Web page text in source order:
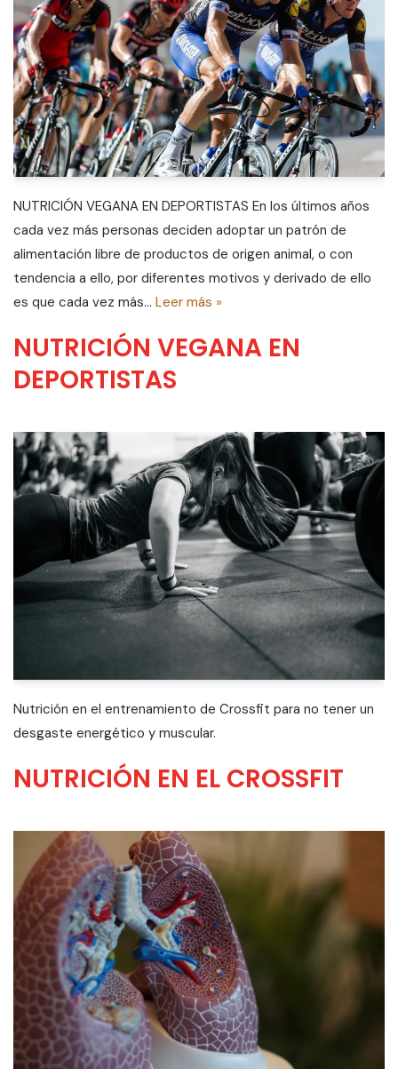
NUTRICIÓN VEGANA EN DEPORTISTAS En los últimos años
cada vez más personas deciden adoptar un patrón de
alimentación libre de productos de origen animal, o con
tendencia a ello, por diferentes motivos y derivado de ello
es que cada vez más… Leer más »
NUTRICIÓN VEGANA EN
DEPORTISTAS
Nutrición en el entrenamiento de Crossfit para no tener un
desgaste energético y muscular.
NUTRICIÓN EN EL CROSSFIT